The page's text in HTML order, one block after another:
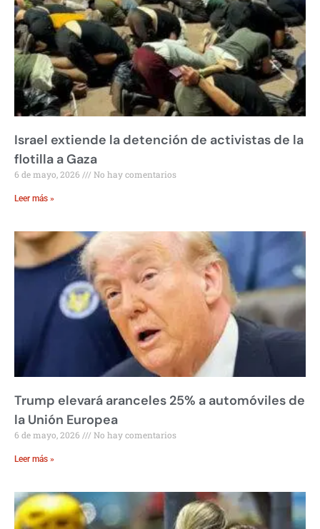
Israel extiende la detención de activistas de la
flotilla a Gaza
6 de mayo, 2026 No hay comentarios
Leer más »
Trump elevará aranceles 25% a automóviles de
la Unión Europea
6 de mayo, 2026 No hay comentarios
Leer más »